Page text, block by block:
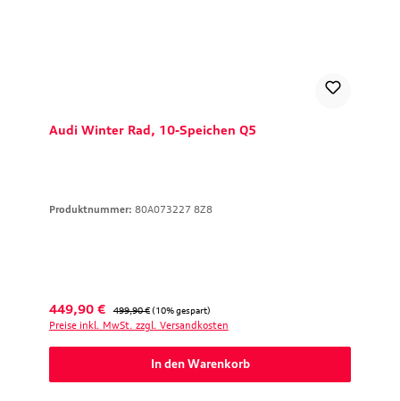
Audi Winter Rad, 10-Speichen Q5
Produktnummer: 80A073227 8Z8
Verkaufspreis:
449,90 € Regulärer Preis:
499,90 € (10% gespart)
Preise inkl. MwSt. zzgl. Versandkosten
In den Warenkorb